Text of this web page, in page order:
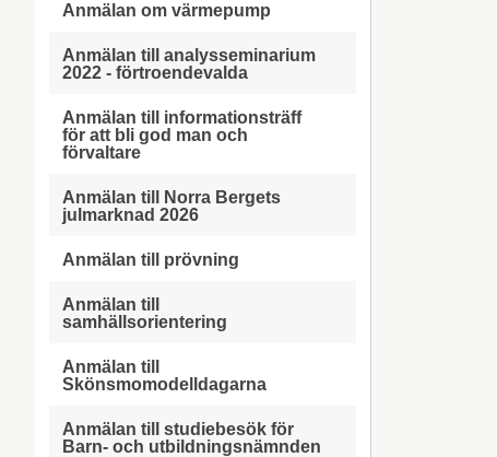
Anmälan om värmepump
Anmälan till analysseminarium
2022 - förtroendevalda
Anmälan till informationsträff
för att bli god man och
förvaltare
Anmälan till Norra Bergets
julmarknad 2026
Anmälan till prövning
Anmälan till
samhällsorientering
Anmälan till
Skönsmomodelldagarna
Anmälan till studiebesök för
Barn- och utbildningsnämnden